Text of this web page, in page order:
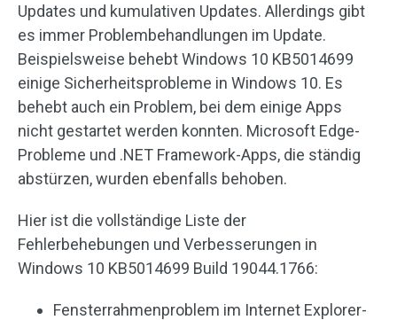
Updates und kumulativen Updates. Allerdings gibt
es immer Problembehandlungen im Update.
Beispielsweise behebt Windows 10 KB5014699
einige Sicherheitsprobleme in Windows 10. Es
behebt auch ein Problem, bei dem einige Apps
nicht gestartet werden konnten. Microsoft Edge-
Probleme und .NET Framework-Apps, die ständig
abstürzen, wurden ebenfalls behoben.
Hier ist die vollständige Liste der
Fehlerbehebungen und Verbesserungen in
Windows 10 KB5014699 Build 19044.1766:
Fensterrahmenproblem im Internet Explorer-